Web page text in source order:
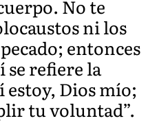
No te
ni los
entonces
se refiere la
estoy, Dios mío;
tu voluntad”.